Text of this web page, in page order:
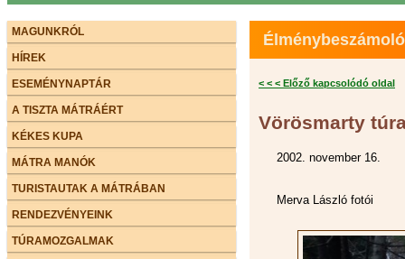
MAGUNKRÓL
HÍREK
ESEMÉNYNAPTÁR
A TISZTA MÁTRÁÉRT
KÉKES KUPA
MÁTRA MANÓK
TURISTAUTAK A MÁTRÁBAN
RENDEZVÉNYEINK
TÚRAMOZGALMAK
< < < Előző kapcsolódó oldal
Vörösmarty
2002. november 16.
Merva László fotói